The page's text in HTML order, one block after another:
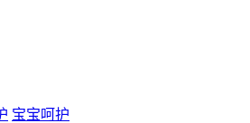
宝宝呵护